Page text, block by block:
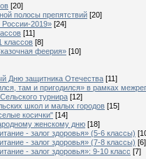
[20]
полосы препятствий [20]
2019» [24]
[11]
классов [8]
феерия» [10]
Дню защитника Отечества [11]
там и пригодился» в рамках
турнира [12]
школ и малых городов [15]
косички" [14]
женскому дню [18]
- залог здоровья» (5-6 классы)
- залог здоровья» (7-8 классы) [6]
- залог здоровья»: 9-10 класс [7]